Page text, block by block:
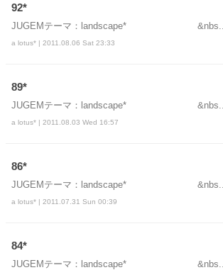
92*
JUGEMテーマ：landscape* &nbs...
a lotus* | 2011.08.06 Sat 23:33
89*
JUGEMテーマ：landscape* &nbs...
a lotus* | 2011.08.03 Wed 16:57
86*
JUGEMテーマ：landscape* &nbs...
a lotus* | 2011.07.31 Sun 00:39
84*
JUGEMテーマ：landscape* &nbs...